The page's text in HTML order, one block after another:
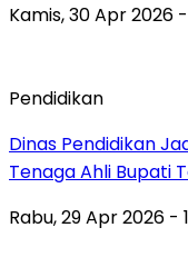
Kamis, 30 Apr 2026
Pendidikan
Dinas Pendidikan
Tenaga Ahli Bupati
Rabu, 29 Apr 2026 -